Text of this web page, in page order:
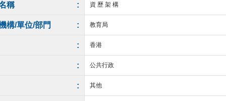
稱 : 資 歷 架 構
構/單位/部門 : 教育局
: 香港
: 公共行政
: 其他